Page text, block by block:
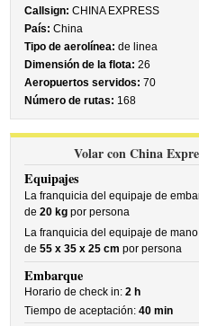
Callsign: CHINA EXPRESS
País: China
Tipo de aerolínea: de linea
Dimensión de la flota: 26
Aeropuertos servidos: 70
Número de rutas: 168
Volar con China
Equipajes
La franquicia del equipaje de
de20 kg por persona
La franquicia del equipaje de
de55 x 35 x 25 cm por persona
Embarque
Horario de check in:2 h
Tiempo de aceptación:40 min